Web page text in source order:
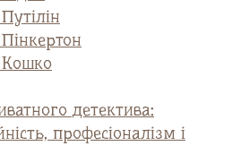
детектива:
професіоналізм і